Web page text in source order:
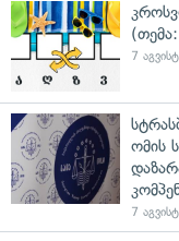
7
ომის
7